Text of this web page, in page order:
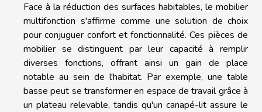
Face à la réduction des surfaces habitables, le mobilier
multifonction s'affirme comme une solution de choix
pour conjuguer confort et fonctionnalité. Ces pièces de
mobilier se distinguent par leur capacité à remplir
diverses fonctions, offrant ainsi un gain de place
notable au sein de l'habitat. Par exemple, une table
basse peut se transformer en espace de travail grâce à
un plateau relevable, tandis qu'un canapé-lit assure le